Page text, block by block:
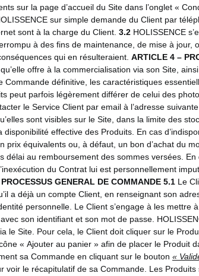
sur la page d’accueil du Site dans l’onglet «
sur simple demande du Client par
sont à la charge du Client. 3.2 HOLISSENCE
à des fins de maintenance, de mise à
qui en résulteraient. ARTICLE 4 –
offre à la commercialisation via son Site,
définitive, les caractéristiques
peut parfois légèrement différer de celui des
le Service Client par email à l’adresse suivante
sont visibles sur le Site, dans la limite des
effective des Produits. En cas
prix équivalents ou, à défaut, un bon d’achat
délai au remboursement des sommes versées.
du Contrat lui est personnellement
GENERAL DE COMMANDE 5.1 Le
a déjà un compte Client, en renseignant son
personnelle. Le Client s’engage à les
son identifiant et son mot de passe.
le Site. Pour cela, le Client doit cliquer sur le
« Ajouter au panier » afin de placer le Produit
sa Commande en cliquant sur le bouton «
voir le récapitulatif de sa Commande. Les